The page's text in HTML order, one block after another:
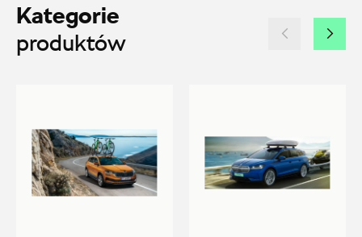
Kategorie
produktów
ul. Brzezińska 17, Łódź
+48 422 144 586
Auto Bączek
ul. Gumniska 36a, Tarnów